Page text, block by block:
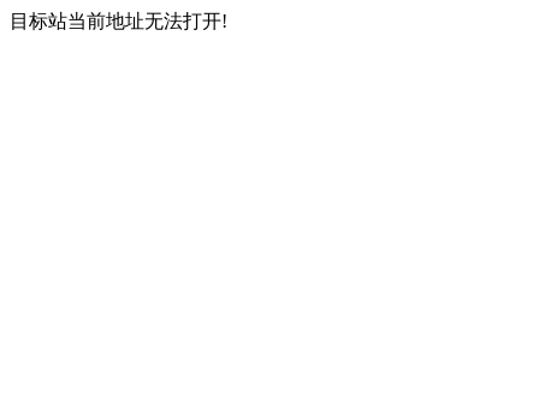
目标站当前地址无法打开!